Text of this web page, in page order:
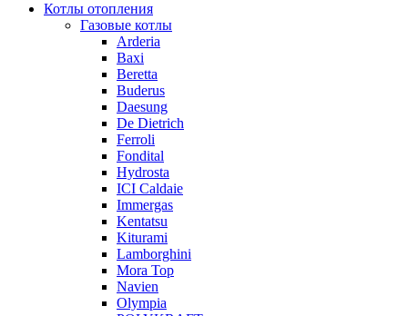
Котлы отопления
Газовые котлы
Arderia
Baxi
Beretta
Buderus
Daesung
De Dietrich
Ferroli
Fondital
Hydrosta
ICI Caldaie
Immergas
Kentatsu
Kiturami
Lamborghini
Mora Top
Navien
Olympia